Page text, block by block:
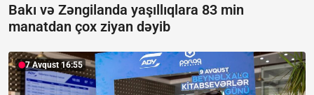
Bakı və Zəngilanda yaşıllıqlara 83 min
manatdan çox ziyan dəyib
7 Avqust 16:55